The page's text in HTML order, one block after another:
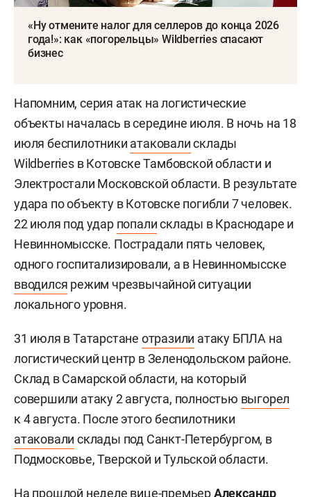
«Ну отмените налог для селлеров до конца 2026
года!»: как «погорельцы» Wildberries спасают
бизнес
Напомним, серия атак на логистические
объекты началась в середине июля. В ночь на 18
июля беспилотники атаковалисклады
Wildberries в Котовске Тамбовской области и
Электростали Московской области. В результате
удара по объекту в Котовске погибли 7 человек.
22 июля под удар попалисклады в Краснодаре и
Невинномысске. Пострадали пять человек,
одного госпитализировали, а в Невинномысске
вводился режим чрезвычайной ситуации
локального уровня.
31 июля в Татарстане отразили атаку БПЛА на
логистический центр в Зеленодольском районе.
Склад в Самарской области, на который
совершили атаку 2 августа, полностью выгорел
к 4 августа. После этого беспилотники
атаковали склады под Санкт-Петербургом, в
Подмосковье, Тверской и Тульской области.
На прошлой неделе вице-премьерАлександр